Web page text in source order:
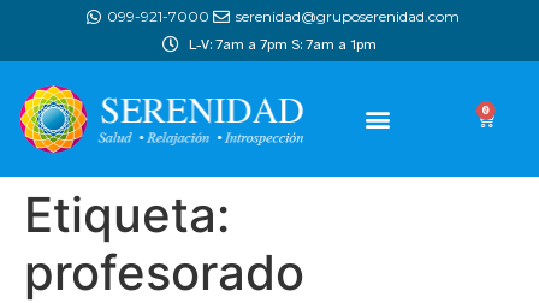
099-921-7000 serenidad@gruposerenidad.com
L-V: 7am a 7pm S: 7am a 1pm
0
Etiqueta:
profesorado